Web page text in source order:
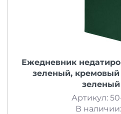
Ежедневник
зеленый, кремовый
зеленый
Артикул:
В наличии: